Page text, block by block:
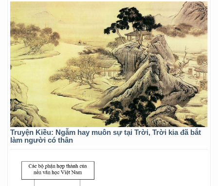
Truyện Kiều: Ngẫm hay muôn sự tại Trời, Trời kia đã bắt
làm người có thân